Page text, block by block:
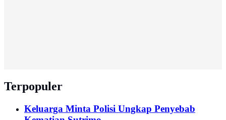
Terpopuler
Keluarga Minta Polisi Ungkap Penyebab